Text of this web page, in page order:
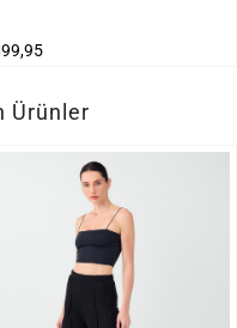
Ürünler